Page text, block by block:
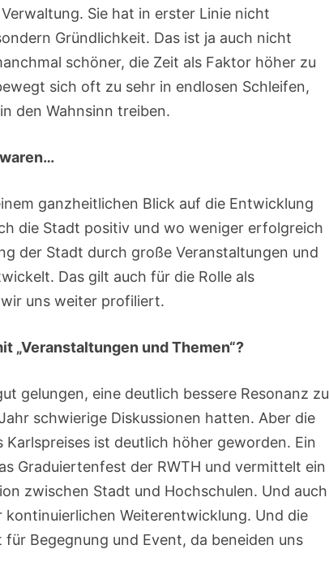
Sie hat in erster Linie nicht
Gründlichkeit. Das ist ja auch nicht
schöner, die Zeit als Faktor höher zu
sich oft zu sehr in endlosen Schleifen,
den Wahnsinn treiben.
ganzheitlichen Blick auf die Entwicklung
die Stadt positiv und wo weniger erfolgreich
der Stadt durch große Veranstaltungen und
Das gilt auch für die Rolle als
uns weiter profiliert.
„Veranstaltungen und Themen“?
gelungen, eine deutlich bessere Resonanz zu
schwierige Diskussionen hatten. Aber die
Karlspreises ist deutlich höher geworden. Ein
Graduiertenfest der RWTH und vermittelt ein
zwischen Stadt und Hochschulen. Und auch
kontinuierlichen Weiterentwicklung. Und die
Begegnung und Event, da beneiden uns